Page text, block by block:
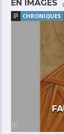
EN IMAGES
CHRONIQUES